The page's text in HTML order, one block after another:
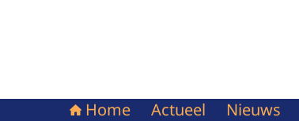
Home Actueel Nieuws